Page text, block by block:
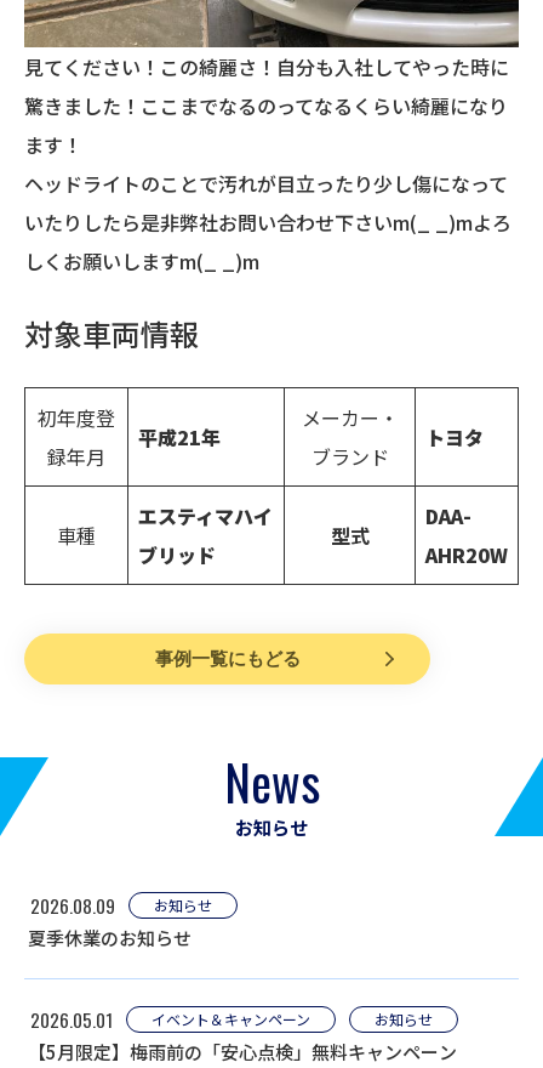
見てください！この綺麗さ！自分も入社してやった時に
驚きました！ここまでなるのってなるくらい綺麗になり
ます！
ヘッドライトのことで汚れが目立ったり少し傷になって
いたりしたら是非弊社お問い合わせ下さいm(_ _)mよろ
しくお願いしますm(_ _)m
対象車両情報
初年度登
録年月
平成21年
メーカー・
ブランド
トヨタ
車種
エスティマハイ
ブリッド
型式
DAA-
AHR20W
事例一覧にもどる
News
お知らせ
2026.08.09 お知らせ
夏季休業のお知らせ
2026.05.01 イベント＆キャンペーン お知らせ
【5月限定】梅雨前の「安心点検」無料キャンペーン